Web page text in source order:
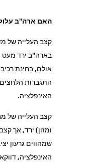
האם ארה"ב
אולם, בחינת
התגברות
האינפלציה.
קצב העלייה של
ומזון) ירד, אך
שמהווים גרעון